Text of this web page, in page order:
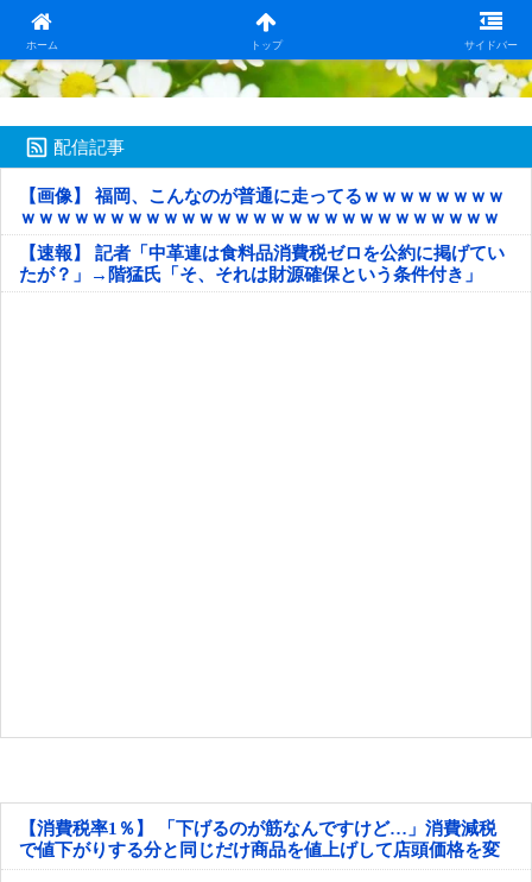
ホーム トップ サイドバー
日本第一！ニュース録
配信記事
【画像】 福岡、こんなのが普通に走ってるｗｗｗｗｗｗｗｗ
ｗｗｗｗｗｗｗｗｗｗｗｗｗｗｗｗｗｗｗｗｗｗｗｗｗｗｗ
ｗｗｗｗｗ
【速報】 記者「中革連は食料品消費税ゼロを公約に掲げてい
たが？」→階猛氏「そ、それは財源確保という条件付き」
【消費税率1％】 「下げるのが筋なんですけど…」消費減税
で値下がりする分と同じだけ商品を値上げして店頭価格を変
えない店も